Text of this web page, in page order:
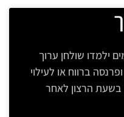
ילמדו שולחן ערוך
ברווח או לעילוי
בשעת הרצון לאחר